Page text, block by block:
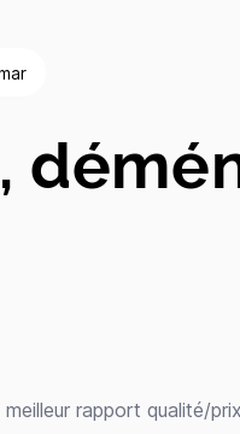
rapport qualité/